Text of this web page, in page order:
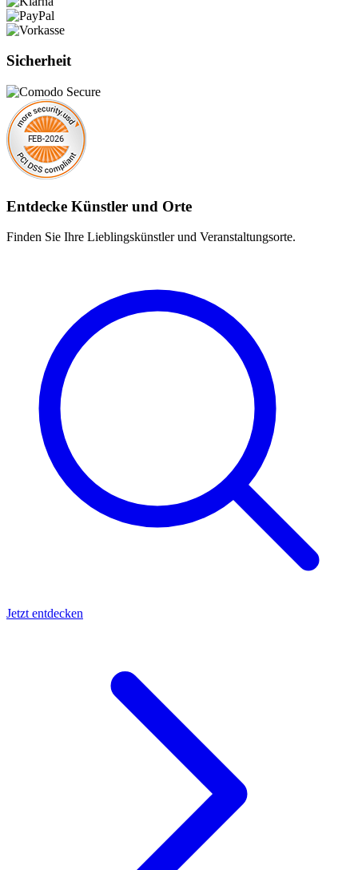
Sicherheit
Entdecke Künstler und Orte
Finden Sie Ihre Lieblingskünstler und Veranstaltungsorte.
Jetzt entdecken